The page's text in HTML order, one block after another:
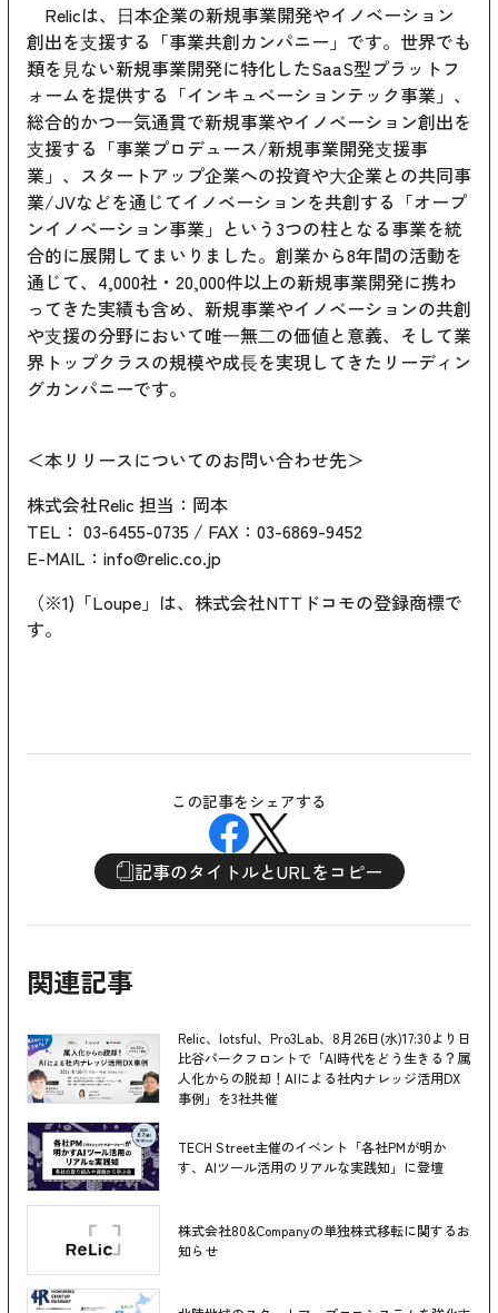
Relicは、⽇本企業の新規事業開発やイノベーション
創出を⽀援する「事業共創カンパニー」です。世界でも
類を⾒ない新規事業開発に特化したSaaS型プラットフ
ォームを提供する「インキュベーションテック事業」、
総合的かつ⼀気通貫で新規事業やイノベーション創出を
⽀援する「事業プロデュース/新規事業開発⽀援事
業」、スタートアップ企業への投資や⼤企業との共同事
業/JVなどを通じてイノベーションを共創する「オープ
ンイノベーション事業」という3つの柱となる事業を統
合的に展開してまいりました。創業から8年間の活動を
通じて、4,000社・20,000件以上の新規事業開発に携わ
ってきた実績も含め、新規事業やイノベーションの共創
や⽀援の分野において唯⼀無⼆の価値と意義、そして業
界トップクラスの規模や成⻑を実現してきたリーディン
グカンパニーです。
＜本リリースについてのお問い合わせ先＞
株式会社Relic 担当：岡本
TEL： 03-6455-0735 / FAX：03-6869-9452
E-MAIL：info@relic.co.jp
（※1)「Loupe」は、株式会社NTTドコモの登録商標で
す。
この記事をシェアする
記事のタイトルとURLをコピー
関連記事
Relic、lotsful、Pro3Lab、8月26日(水)17:30より日
比谷パークフロントで「AI時代をどう生きる？属
人化からの脱却！AIによる社内ナレッジ活用DX
事例」を3社共催
TECH Street主催のイベント「各社PMが明か
す、AIツール活用のリアルな実践知」に登壇
株式会社80&Companyの単独株式移転に関するお
知らせ